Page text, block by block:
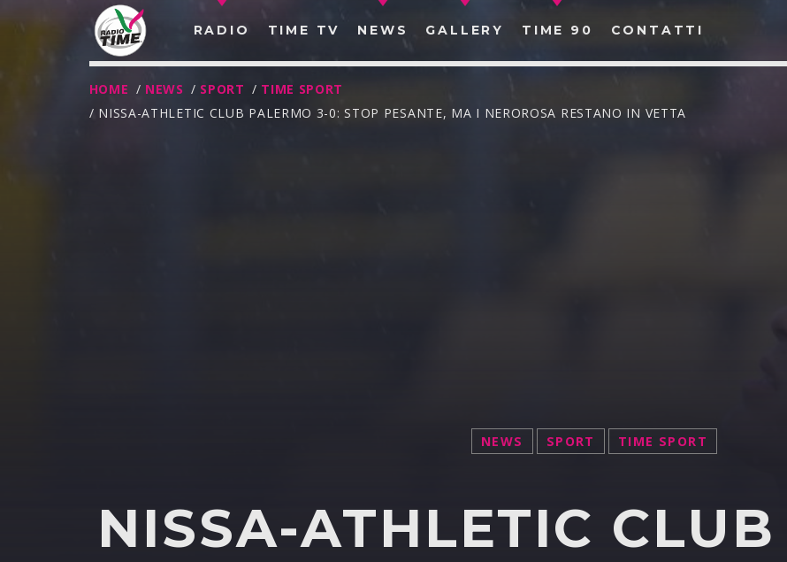
RADIO TIME TV NEWS GALLERY TIME 90 CONTATTI
HOME / NEWS / SPORT / TIME SPORT
/ NISSA-ATHLETIC CLUB PALERMO 3-0: STOP PESANTE, MA I NEROROSA RESTANO IN VETTA
NEWS SPORT TIME SPORT
NISSA-ATHLETIC